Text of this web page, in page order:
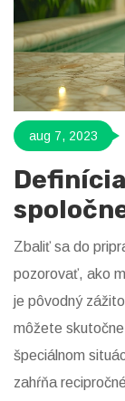
aug 7, 2023
Zbaliť sa do
pozorovať, ako
je pôvodný
môžete
špeciálnom
zahŕňa